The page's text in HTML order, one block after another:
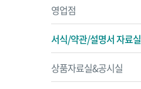
영업점
서식/약관/설명서 자료실
상품자료실&공시실